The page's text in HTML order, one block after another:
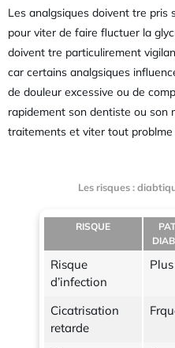
Les analgsiques doivent tre pris
pour viter de faire fluctuer la
doivent tre particulirement
car certains analgsiques
de douleur excessive ou de
rapidement son dentiste ou son
traitements et viter tout problme
Les risques :
RISQUE
Risque
d’infection
Cicatrisation
retarde